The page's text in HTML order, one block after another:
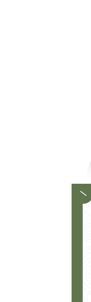
- 신
- 천
변덕
- 임
- 중
9개
- 거
【
엄